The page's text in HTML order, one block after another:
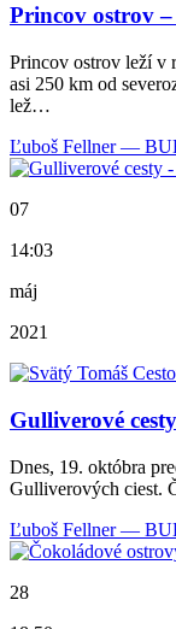
Princov ostrov
Princov ostrov leží v
asi 250 km od
lež…
Ľuboš Fellner —
07
14:03
máj
2021
Gulliverové
Dnes, 19. októbra
Gulliverových ciest.
Ľuboš Fellner —
28